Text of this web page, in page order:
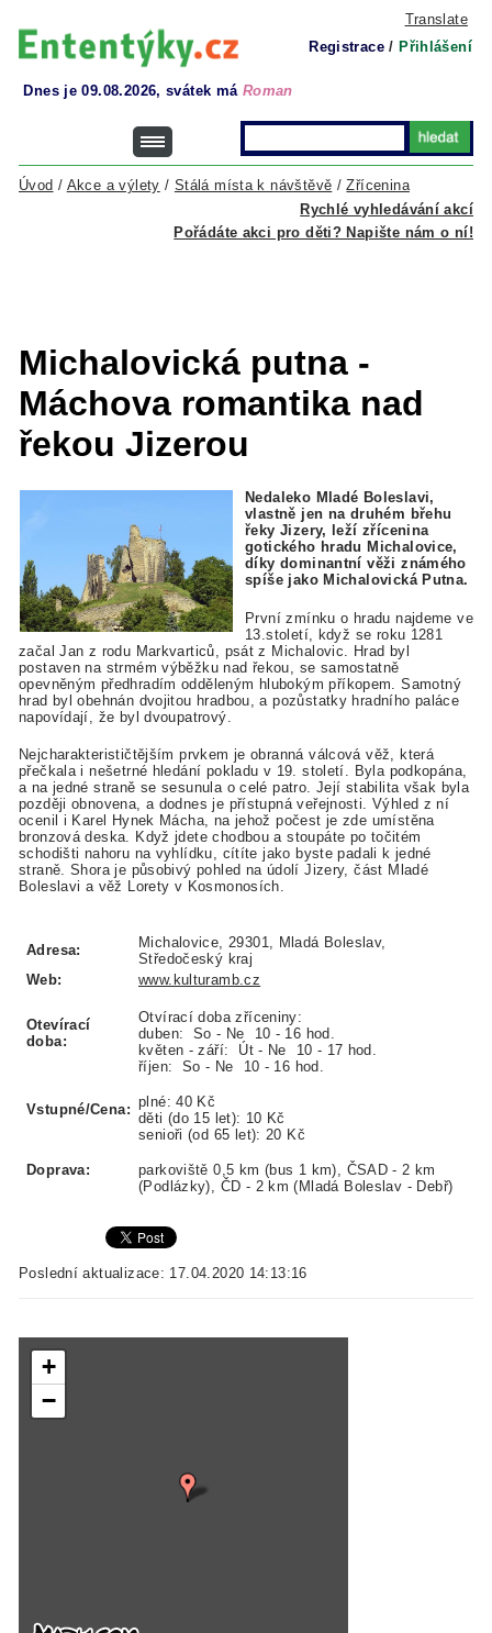
Translate
Registrace / Přihlášení
Dnes je 09.08.2026, svátek má Roman
Rychlé vyhledávání akcí
Úvod / Akce a výlety / Stálá místa k návštěvě /Zřícenina
Pořádáte akci pro děti? Napište nám o ní!
Michalovická putna -
Máchova romantika nad
řekou Jizerou
Nedaleko Mladé Boleslavi,
vlastně jen na druhém břehu
řeky Jizery, leží zřícenina
gotického hradu Michalovice,
díky dominantní věži známého
spíše jako Michalovická Putna.
První zmínku o hradu najdeme ve
13.století, když se roku 1281
začal Jan z rodu Markvarticů, psát z Michalovic. Hrad byl
postaven na strmém výběžku nad řekou, se samostatně
opevněným předhradím odděleným hlubokým příkopem. Samotný
hrad byl obehnán dvojitou hradbou, a pozůstatky hradního paláce
napovídají, že byl dvoupatrový.
Nejcharakterističtějším prvkem je obranná válcová věž, která
přečkala i nešetrné hledání pokladu v 19. století. Byla podkopána,
a na jedné straně se sesunula o celé patro. Její stabilita však byla
později obnovena, a dodnes je přístupná veřejnosti. Výhled z ní
ocenil i Karel Hynek Mácha, na jehož počest je zde umístěna
bronzová deska. Když jdete chodbou a stoupáte po točitém
schodišti nahoru na vyhlídku, cítíte jako byste padali k jedné
straně. Shora je působivý pohled na údolí Jizery, část Mladé
Boleslavi a věž Lorety v Kosmonosích.
Adresa:
Michalovice, 29301, Mladá Boleslav,
Středočeský kraj
Web:
www.kulturamb.cz
Otevírací
doba:
Otvírací doba zříceniny:
duben:So - Ne 10 - 16 hod.
květen - září: Út - Ne 10 - 17 hod.
říjen:So - Ne 10 - 16 hod.
Vstupné/Cena: plné:40 Kč
děti (do 15 let): 10 Kč
senioři (od 65 let): 20 Kč
Doprava:
parkoviště 0,5 km (bus 1 km), ČSAD - 2 km
(Podlázky), ČD - 2 km (Mladá Boleslav - Debř)
Poslední aktualizace: 17.04.2020 14:13:16
+
−